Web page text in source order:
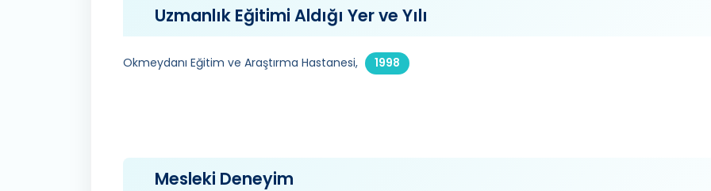
Uzmanlık Eğitimi Aldığı Yer ve Yılı
Okmeydanı Eğitim ve Araştırma Hastanesi, 1998
Mesleki Deneyim